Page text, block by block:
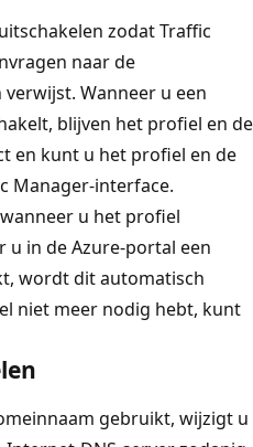
zodat Traffic
naar de
Wanneer u een
blijven het profiel en de
en kunt u het profiel en de
Manager-interface.
u het profiel
u in de Azure-portal een
wordt dit automatisch
niet meer nodig hebt, kunt
gebruikt, wijzigt u